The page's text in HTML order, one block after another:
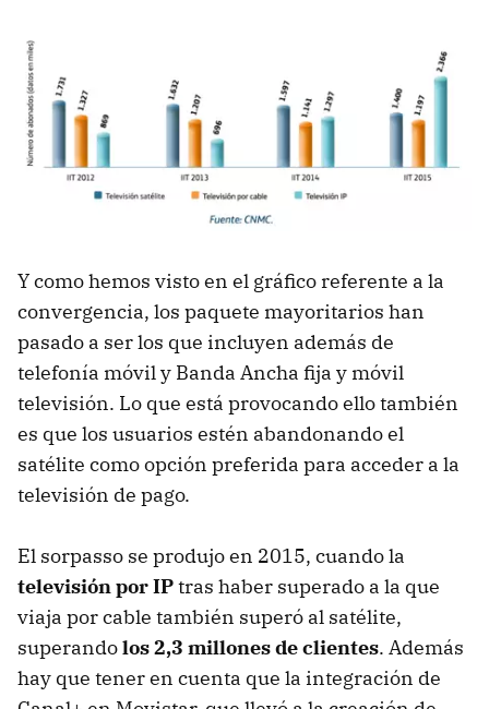
Y como hemos visto en el gráfico referente a la
convergencia, los paquete mayoritarios han
pasado a ser los que incluyen además de
telefonía móvil y Banda Ancha fija y móvil
televisión. Lo que está provocando ello también
es que los usuarios estén abandonando el
satélite como opción preferida para acceder a la
televisión de pago.
El sorpasso se produjo en 2015, cuando la
televisión por IPtras haber superado a la que
viaja por cable también superó al satélite,
superandolos 2,3 millones de clientes. Además
hay que tener en cuenta que la integración de